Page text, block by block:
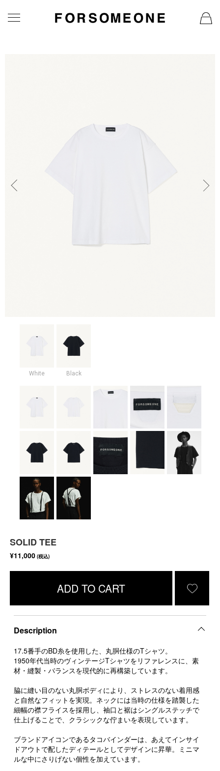
White Black
SOLID TEE
¥11,000 (税込)
ADD TO CART
Description
17.5番手のBD糸を使用した、丸胴仕様のTシャツ。
1950年代当時のヴィンテージTシャツをリファレンスに、素
材・縫製・バランスを現代的に再構築しています。
脇に縫い目のない丸胴ボディにより、ストレスのない着用感
と自然なフィットを実現。ネックには当時の仕様を踏襲した
細幅の襟フライスを採用し、袖口と裾はシングルステッチで
仕上げることで、クラシックな佇まいを表現しています。
ブランドアイコンであるタコバインダーは、あえてインサイ
ドアウトで配したディテールとしてデザインに昇華。ミニマ
ルな中にさりげない個性を加えています。